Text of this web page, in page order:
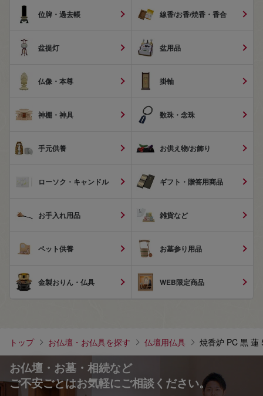
位牌・過去帳 線香/お香/焼香・香合
盆提灯 盆用品
仏像・本尊 掛軸
神棚・神具 数珠・念珠
手元供養 お供え物/お飾り
ローソク・キャンドル ギフト・贈答用商品
お手入れ用品 雑貨など
ペット供養 お墓参り用品
金製おりん・仏具 WEB限定商品
トップ お仏壇・お仏具を探す 仏壇用仏具 焼香炉 PC 黒 蓮
お仏壇・お墓・相続など
ご不安ごとはお気軽にご相談ください。